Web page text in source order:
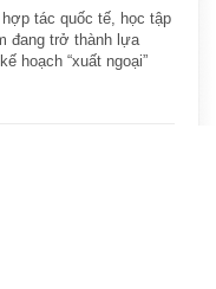
tác quốc tế, học tập
đang trở thành lựa
hoạch “xuất ngoại”